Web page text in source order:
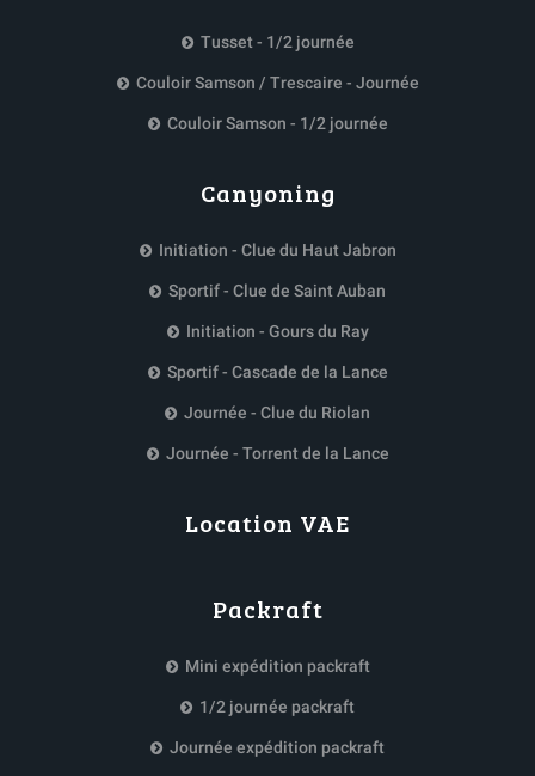
Tusset - 1/2 journée
Couloir Samson / Trescaire - Journée
Couloir Samson - 1/2 journée
Canyoning
Initiation - Clue du Haut Jabron
Sportif - Clue de Saint Auban
Initiation - Gours du Ray
Sportif - Cascade de la Lance
Journée - Clue du Riolan
Journée - Torrent de la Lance
Location VAE
Packraft
Mini expédition packraft
1/2 journée packraft
Journée expédition packraft